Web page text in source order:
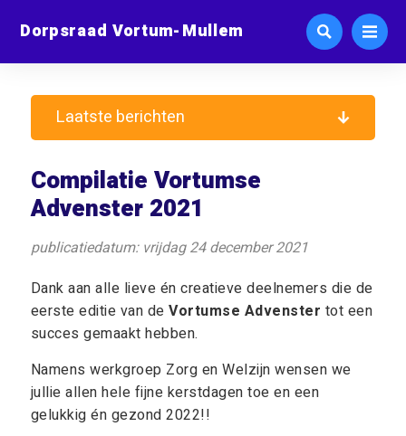
Dorpsraad Vortum-Mullem
Compilatie Vortumse
Advenster 2021
publicatiedatum: vrijdag 24 december 2021
Dank aan alle lieve én creatieve deelnemers die de
eerste editie van deVortumse Advenster tot een
succes gemaakt hebben.
Namens werkgroep Zorg en Welzijn wensen we
jullie allen hele fijne kerstdagen toe en een
gelukkig én gezond 2022!!
Laatste berichten